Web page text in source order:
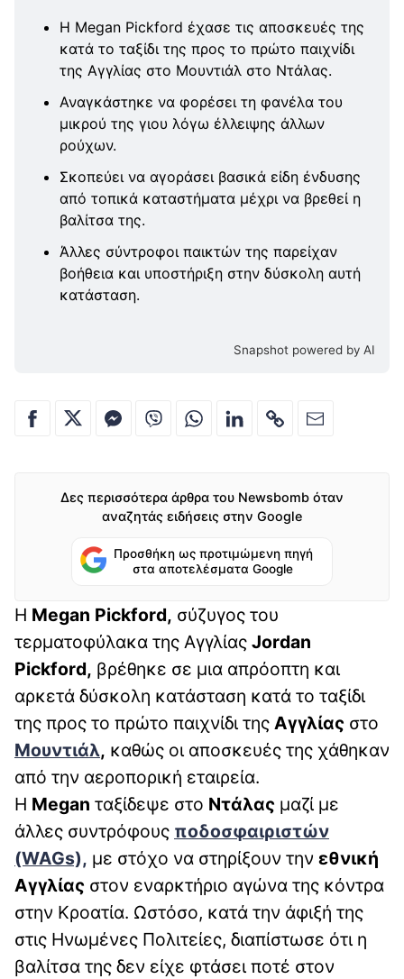
Η Megan Pickford έχασε τις αποσκευές της
κατά το ταξίδι της προς το πρώτο παιχνίδι
της Αγγλίας στο Μουντιάλ στο Ντάλας.
Αναγκάστηκε να φορέσει τη φανέλα του
μικρού της γιου λόγω έλλειψης άλλων
ρούχων.
Σκοπεύει να αγοράσει βασικά είδη ένδυσης
από τοπικά καταστήματα μέχρι να βρεθεί η
βαλίτσα της.
Άλλες σύντροφοι παικτών της παρείχαν
βοήθεια και υποστήριξη στην δύσκολη αυτή
κατάσταση.
Snapshot powered by AI
Δες περισσότερα άρθρα του Newsbomb όταν
αναζητάς ειδήσεις στην Google
Προσθήκη ως προτιμώμενη πηγή
στα αποτελέσματα Google
Η Megan Pickford, σύζυγος του
τερματοφύλακα της Αγγλίας Jordan
Pickford, βρέθηκε σε μια απρόοπτη και
αρκετά δύσκολη κατάσταση κατά το ταξίδι
της προς το πρώτο παιχνίδι της Αγγλίας στο
Μουντιάλ, καθώς οι αποσκευές της χάθηκαν
από την αεροπορική εταιρεία.
Η Megan ταξίδεψε στο Ντάλας μαζί με
άλλες συντρόφους ποδοσφαιριστών
(WAGs), με στόχο να στηρίξουν την εθνική
Αγγλίας στον εναρκτήριο αγώνα της κόντρα
στην Κροατία. Ωστόσο, κατά την άφιξή της
στις Ηνωμένες Πολιτείες, διαπίστωσε ότι η
βαλίτσα της δεν είχε φτάσει ποτέ στον